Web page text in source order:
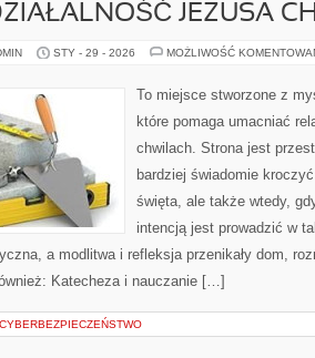
JEZUSA
STY - 29 - 2026 MOŻLIWOŚĆ
To miejsce stworzone z
które pomaga umacniać
chwilach. Strona jest
bardziej świadomie
święta, ale także wtedy,
intencją jest prowadzić w
a modlitwa i refleksja przenikały dom,
Katecheza i nauczanie […]
CYBERBEZPIECZEŃSTWO